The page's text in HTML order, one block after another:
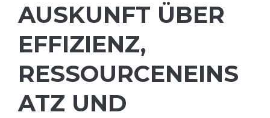
AUSKUNFT ÜBER
EFFIZIENZ,
RESSOURCENEINS
ATZ UND